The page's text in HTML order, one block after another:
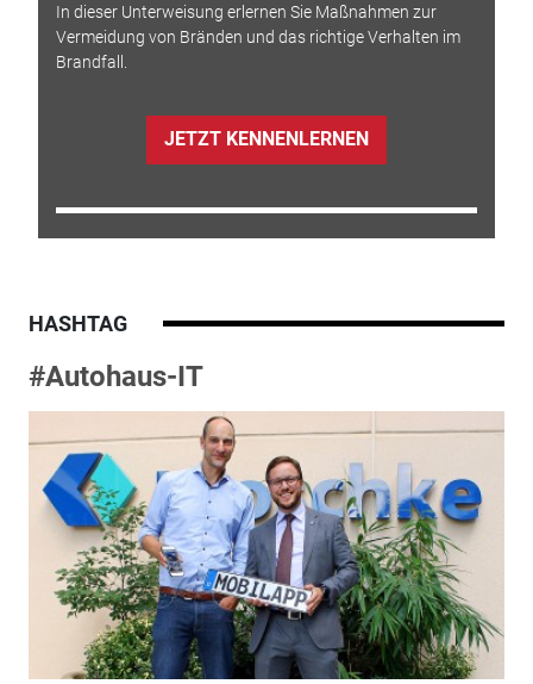
In dieser Unterweisung erlernen Sie Maßnahmen zur
Vermeidung von Bränden und das richtige Verhalten im
Brandfall.
JETZT KENNENLERNEN
HASHTAG
#Autohaus-IT